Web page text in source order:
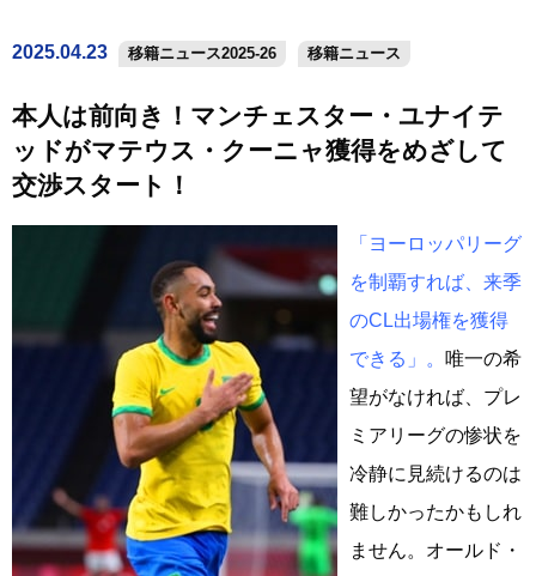
2025.04.23 移籍ニュース2025-26 移籍ニュース
本人は前向き！マンチェスター・ユナイテ
ッドがマテウス・クーニャ獲得をめざして
交渉スタート！
「ヨーロッパリーグ
を制覇すれば、来季
のCL出場権を獲得
できる」。 唯一の希
望がなければ、プレ
ミアリーグの惨状を
冷静に見続けるのは
難しかったかもしれ
ません。オールド・